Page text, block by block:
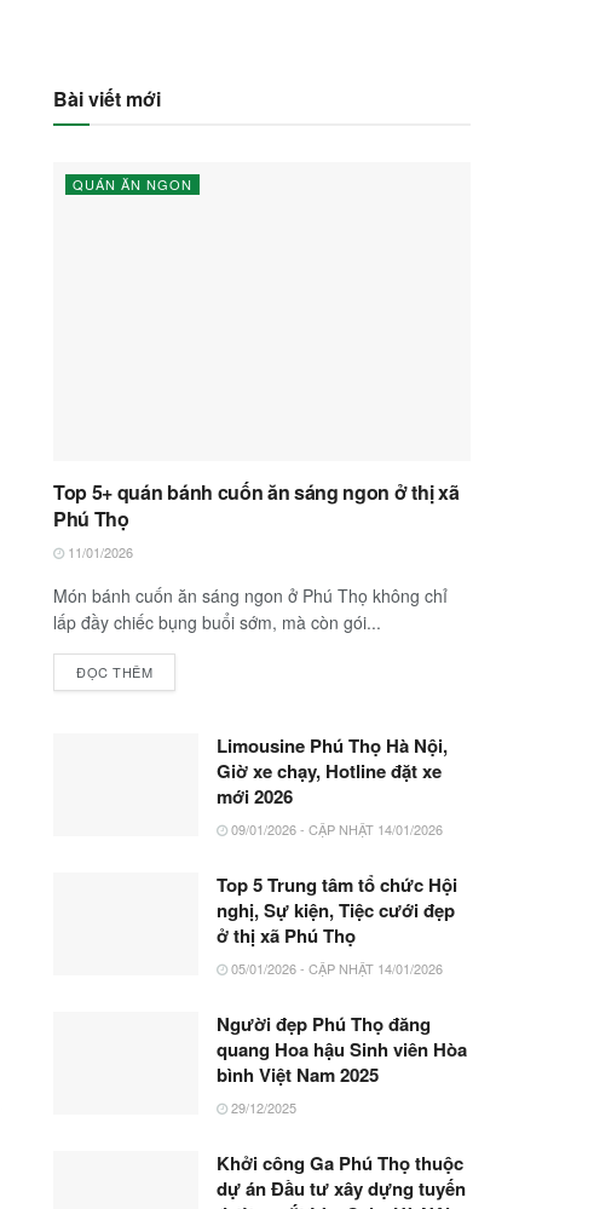
Bài viết mới
QUÁN ĂN NGON
Top 5+ quán bánh cuốn ăn sáng ngon ở thị xã
Phú Thọ
11/01/2026
Món bánh cuốn ăn sáng ngon ở Phú Thọ không chỉ
lấp đầy chiếc bụng buổi sớm, mà còn gói...
ĐỌC THÊM
Limousine Phú Thọ Hà Nội,
Giờ xe chạy, Hotline đặt xe
mới 2026
09/01/2026 - CẬP NHẬT 14/01/2026
Top 5 Trung tâm tổ chức Hội
nghị, Sự kiện, Tiệc cưới đẹp
ở thị xã Phú Thọ
05/01/2026 - CẬP NHẬT 14/01/2026
Người đẹp Phú Thọ đăng
quang Hoa hậu Sinh viên Hòa
bình Việt Nam 2025
29/12/2025
Khởi công Ga Phú Thọ thuộc
dự án Đầu tư xây dựng tuyến